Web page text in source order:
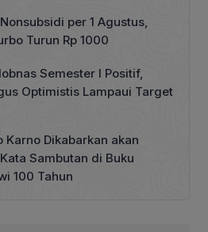
per 1 Agustus,
Turun Rp 1000
Semester I Positif,
Optimistis Lampaui Target
Karno Dikabarkan akan
Sambutan di Buku
100 Tahun